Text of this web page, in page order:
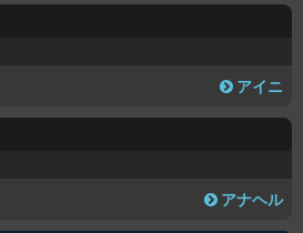
アイニ
アナヘル